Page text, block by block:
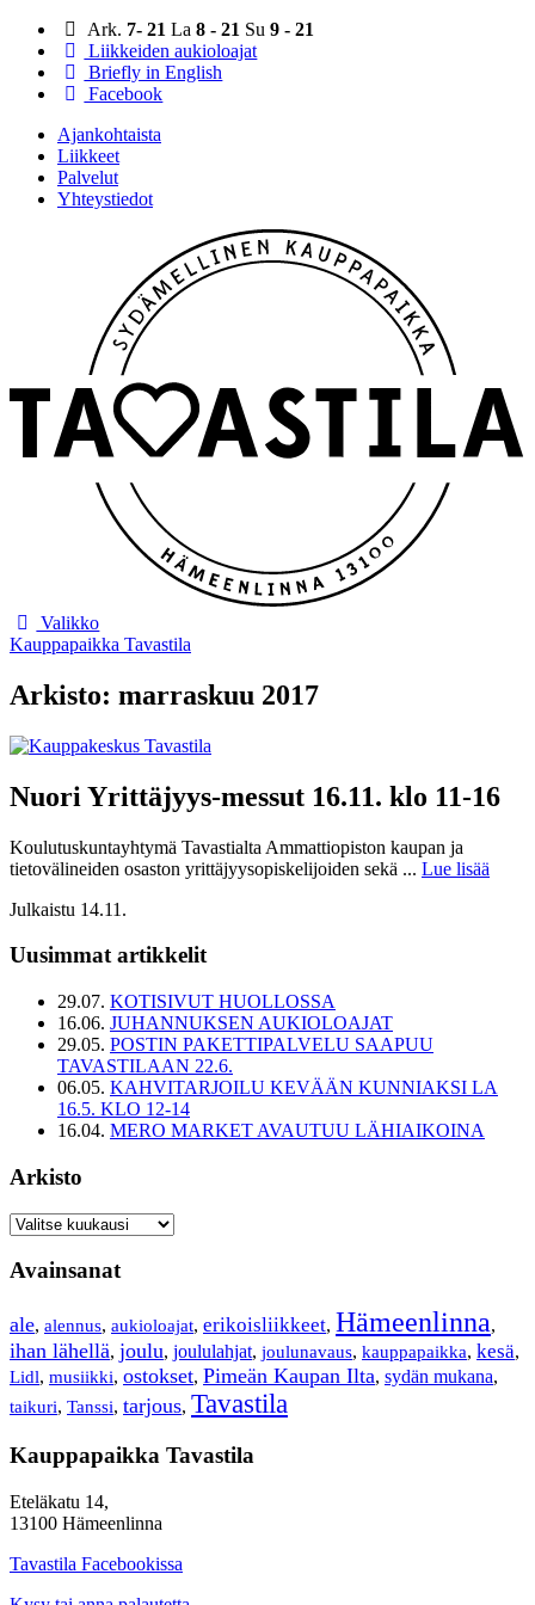
Ark. 7- 21 La8 - 21 Su9 - 21
Liikkeiden aukioloajat
Briefly in English
Facebook
Ajankohtaista
Liikkeet
Palvelut
Yhteystiedot
Valikko
Kauppapaikka Tavastila
Arkisto: marraskuu 2017
Nuori Yrittäjyys-messut 16.11. klo 11-16
Koulutuskuntayhtymä Tavastialta Ammattiopiston kaupan ja
tietovälineiden osaston yrittäjyysopiskelijoiden sekä ... Lue lisää
Julkaistu 14.11.
Uusimmat artikkelit
29.07. KOTISIVUT HUOLLOSSA
16.06. JUHANNUKSEN AUKIOLOAJAT
29.05. POSTIN PAKETTIPALVELU SAAPUU
TAVASTILAAN 22.6.
06.05. KAHVITARJOILU KEVÄÄN KUNNIAKSI LA
16.5. KLO 12-14
16.04. MERO MARKET AVAUTUU LÄHIAIKOINA
Arkisto
Avainsanat
ale, alennus, aukioloajat, erikoisliikkeet, Hämeenlinna,
ihan lähellä, joulu, joululahjat, joulunavaus, kauppapaikka, kesä,
Lidl, musiikki, ostokset, Pimeän Kaupan Ilta, sydän mukana,
taikuri, Tanssi, tarjous, Tavastila
Kauppapaikka Tavastila
Eteläkatu 14,
13100 Hämeenlinna
Tavastila Facebookissa